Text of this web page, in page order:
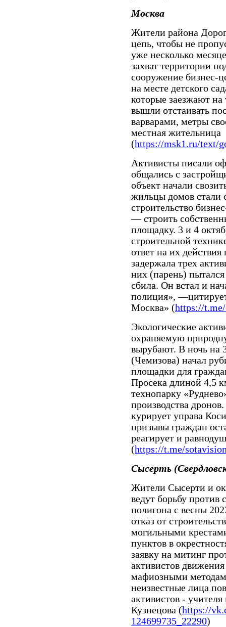
Москва
Жители района
цепь, чтобы не
уже несколько
захват территории
сооружение бизнес-
на месте детского
которые заезжают
вышли отстаивать
варварами, метры
местная жительница
(https://msk1.ru/text/
Активисты писали
общались с
объект начали
жильцы домов стали
строительство
— строить
площадку. 3 и 4
строительной
ответ на их
задержала трех
них (парень)
сбила. Он встал и
полиция»,
Москва» (https://
Экологические
охраняемую
вырубают. В ночь на
(Чемизова) начал
площадки для
Просека длиной 4,5
технопарку
производства
курирует управа
призывы граждан
реагирует и
(https://t.me/
Сысерть
Жители Сысерти и
ведут борьбу против
полигона с весны
отказ от
могильными
пунктов в
заявку на митинг
активистов
мафиозными
неизвестные лица
активистов ­-
Кузнецова (https://
124699735_22290)